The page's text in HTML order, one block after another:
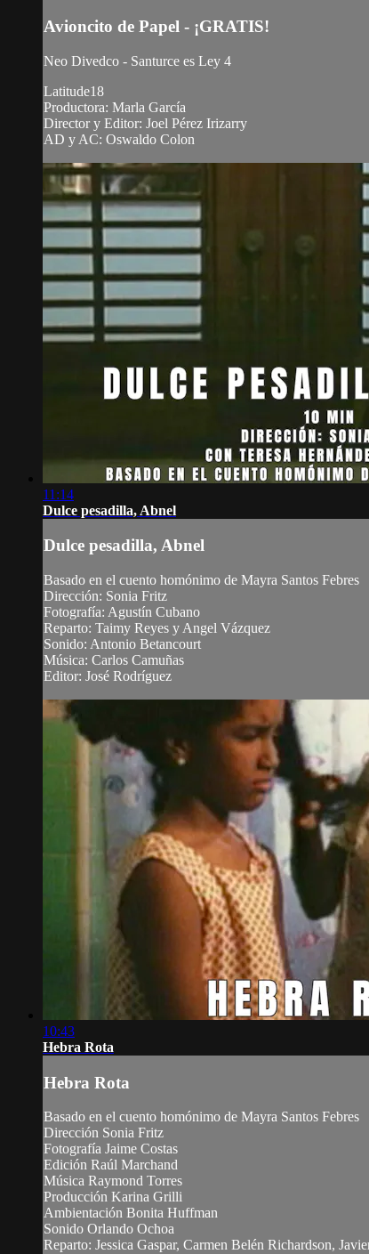
Avioncito de Papel - ¡GRATIS!
Neo Divedco - Santurce es Ley 4
Latitude18
Productora: Marla García
Director y Editor: Joel Pérez Irizarry
AD y AC: Oswaldo Colon
11:14
Dulce pesadilla, Abnel
Dulce pesadilla, Abnel
Basado en el cuento homónimo de Mayra Santos Febres
Dirección: Sonia Fritz
Fotografía: Agustín Cubano
Reparto: Taimy Reyes y Angel Vázquez
Sonido: Antonio Betancourt
Música: Carlos Camuñas
Editor: José Rodríguez
10:43
Hebra Rota
Hebra Rota
Basado en el cuento homónimo de Mayra Santos Febres
Dirección Sonia Fritz
Fotografía Jaime Costas
Edición Raúl Marchand
Música Raymond Torres
Producción Karina Grilli
Ambientación Bonita Huffman
Sonido Orlando Ochoa
Reparto: Jessica Gaspar, Carmen Belén Richardson,